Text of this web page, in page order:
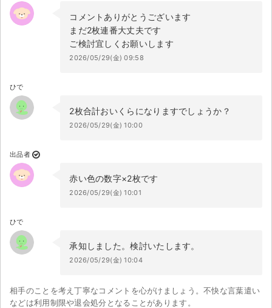
コメントありがとうございます
まだ2枚連番大丈夫です
ご検討宜しくお願いします
2026/05/29(金) 09:58
ひで
2枚合計おいくらになりますでしょうか？
2026/05/29(金) 10:00
出品者
赤い色の数字×2枚です
2026/05/29(金) 10:01
ひで
承知しました。検討いたします。
2026/05/29(金) 10:04
相手のことを考え丁寧なコメントを心がけましょう。不快な言葉遣い
などは利用制限や退会処分となることがあります。